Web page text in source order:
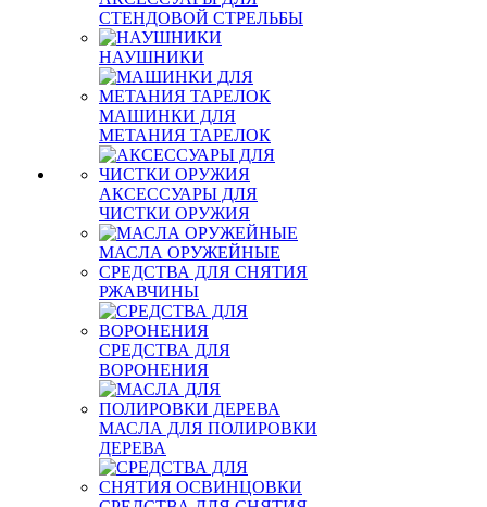
СТЕНДОВОЙ СТРЕЛЬБЫ
НАУШНИКИ
МАШИНКИ ДЛЯ
МЕТАНИЯ ТАРЕЛОК
АКСЕССУАРЫ ДЛЯ
ЧИСТКИ ОРУЖИЯ
МАСЛА ОРУЖЕЙНЫЕ
СРЕДСТВА ДЛЯ СНЯТИЯ
РЖАВЧИНЫ
СРЕДСТВА ДЛЯ
ВОРОНЕНИЯ
МАСЛА ДЛЯ ПОЛИРОВКИ
ДЕРЕВА